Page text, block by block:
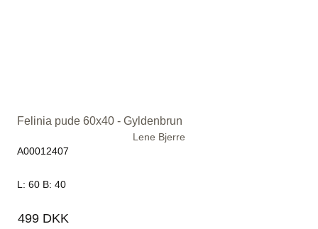
Felinia pude 60x40 - Gyldenbrun
Lene Bjerre
A00012407
L: 60 B: 40
499 DKK